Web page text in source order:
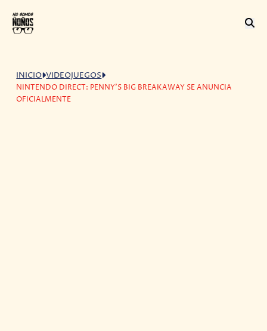
INICIO VIDEOJUEGOS
NINTENDO DIRECT: PENNY'S BIG BREAKAWAY SE ANUNCIA
OFICIALMENTE